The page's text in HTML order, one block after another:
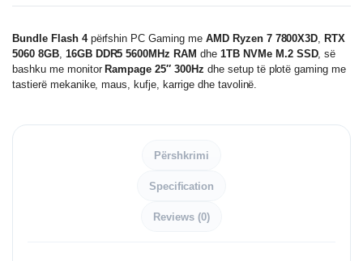
Bundle Flash 4përfshin PC Gaming me AMD Ryzen 7 7800X3D, RTX
5060 8GB, 16GB DDR5 5600MHz RAM dhe 1TB NVMe M.2 SSD, së
bashku me monitor Rampage 25″ 300Hz dhe setup të plotë gaming me
tastierë mekanike, maus, kufje, karrige dhe tavolinë.
Përshkrimi
Specification
Reviews (0)